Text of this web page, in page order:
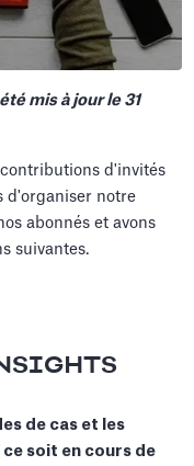
mis à jour le 31
d'invités
d'organiser notre
abonnés et avons
suivantes.
de cas et les
soit en cours de